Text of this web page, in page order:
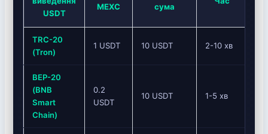
USDT
MEXC
сума
TRC-20
(Tron)
1 USDT 10 USDT 2-10 хв
BEP-20
(BNB
Smart
Chain)
0.2
USDT
10 USDT 1-5 хв